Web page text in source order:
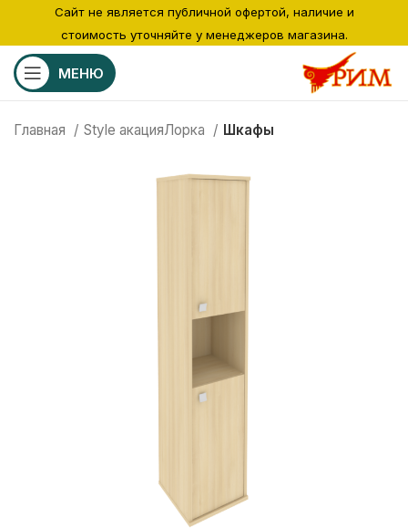
МЕНЮ
Главная Style акацияЛорка Шкафы
Сайт не является публичной офертой, наличие и
стоимость уточняйте у менеджеров магазина.